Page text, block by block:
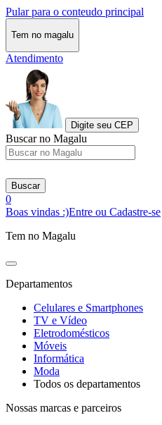
Pular para o conteudo principal
Tem no magalu
Atendimento
Digite seu CEP
Buscar no Magalu
Buscar
0
Boas vindas :)Entre ou Cadastre-se
Tem no Magalu
Departamentos
Celulares e Smartphones
TV e Vídeo
Eletrodomésticos
Móveis
Informática
Moda
Todos os departamentos
Nossas marcas e parceiros